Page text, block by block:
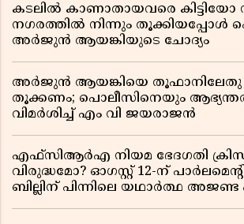
കടലിൽ കാണാതായവരെ കിട്ടിയോ
നഗരത്തിൽ നിന്നും തൂക്കിയപ്പോൾ
അർജുൻ ആയങ്കിയുടെ ചോദ്യം
അർജുൻ ആയങ്കിയെ തൂഫാനിലേതു
തൂക്കണം; പൊലീസിനെയും
വിമർശിച്ച് എം വി ജയരാജൻ
എഫ്സിആർഎ നിയമ ഭേദഗതി
വിരുദ്ധമോ? ഓഗസ്റ്റ് 12-ന്
ബില്ലിന് പിന്നിലെ യഥാർത്ഥ